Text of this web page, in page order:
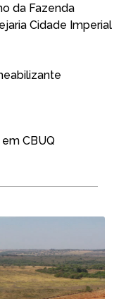
da Fazenda
Cidade Imperial
CBUQ